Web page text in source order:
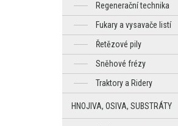
Regenerační technika
Fukary a vysavače listí
Řetězové pily
Sněhové frézy
Traktory a Ridery
HNOJIVA, OSIVA, SUBSTRÁTY